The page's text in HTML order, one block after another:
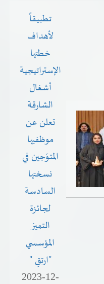
تطبيقاً
لأهداف
خطتها
الإستراتيجية
أشغال
الشارقة
تعلن عن
موظفيها
المتوّجين في
نسختها
السادسة
لجائزة
التميز
المؤسسي
"ارتقِ "
2023-12-